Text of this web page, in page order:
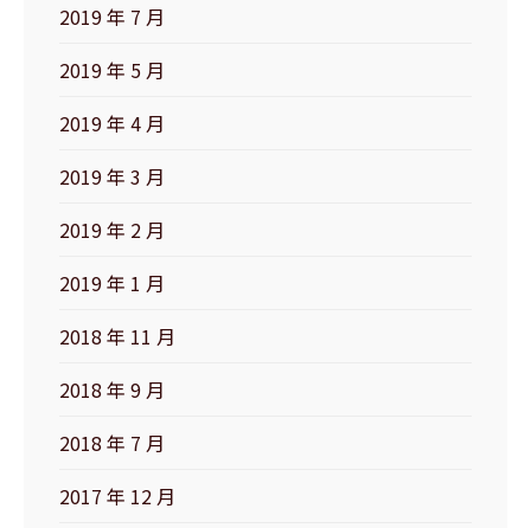
2019 年 7 月
2019 年 5 月
2019 年 4 月
2019 年 3 月
2019 年 2 月
2019 年 1 月
2018 年 11 月
2018 年 9 月
2018 年 7 月
2017 年 12 月